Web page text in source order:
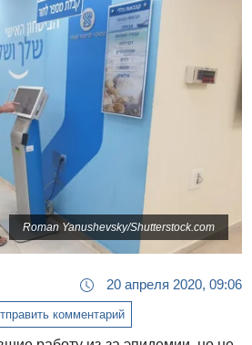
Roman Yanushevsky/Shutterstock.com
20 апреля 2020, 09:06
комментарий